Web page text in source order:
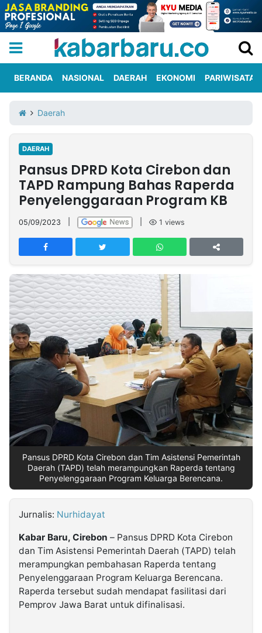
Iklan
Berita
Kami
Nasional
International
Olahraga
Entertainment
Daerah
Pariwisata
Kuliner
Kolom
Network
PT
TREETAN
INDONESIA
Partner
Insight
NTB
Suara
Time
Lens
IDN
Daily
Jogja
Jalan
Rakyat
Idealita
News
Kita
Notice
Dinamikapost.com
Radar
Baru
Seedbacklink
Follow
Kabarbaru
Kabarbaru.co
2026
BERANDA NASIONAL DAERAH EKONOMI PARIWISATA
Daerah
DAERAH
Pansus DPRD Kota Cirebon dan
TAPD Rampung Bahas Raperda
Penyelenggaraan Program KB
05/09/2023 1 views
Pansus DPRD Kota Cirebon dan Tim Asistensi Pemerintah
Daerah (TAPD) telah merampungkan Raperda tentang
Penyelenggaraan Program Keluarga Berencana.
Jurnalis: Nurhidayat
Kabar Baru, Cirebon – Pansus DPRD Kota Cirebon
dan Tim Asistensi Pemerintah Daerah (TAPD) telah
merampungkan pembahasan Raperda tentang
Penyelenggaraan Program Keluarga Berencana.
Raperda tersebut sudah mendapat fasilitasi dari
Pemprov Jawa Barat untuk difinalisasi.